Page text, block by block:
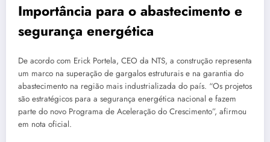
Importância para o abastecimento e
segurança energética
De acordo com Erick Portela, CEO da NTS, a construção representa
um marco na superação de gargalos estruturais e na garantia do
abastecimento na região mais industrializada do país. “Os projetos
são estratégicos para a segurança energética nacional e fazem
parte do novo Programa de Aceleração do Crescimento”, afirmou
em nota oficial.